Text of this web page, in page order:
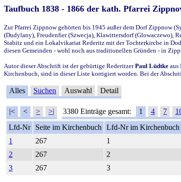
Taufbuch 1838 - 1866 der kath. Pfarrei
Zur Pfarrei Zippnow gehörten bis 1945 außer dem Dorf Zippnow
(Dudylany), Freudenfier (Szwecja), Klawittersdorf (Glowaczewo),
Stabitz und ein Lokalvikariat Rederitz mit der Tochterkirche in
diesen Gemeinden - wohl noch aus traditionellen Gründen - in
Autor dieser Abschrift ist der gebürtige RederitzerPaul Lüdtke aus
Kirchenbuch, sind in dieser Liste korrigiert worden. Bei der
Alles Suchen Auswahl Detail
|< < > >| 3380 Einträge gesamt: 1 4 7
Lfd-Nr
Seite im Kirchenbuch Lfd-Nr im Kirchenbuch
1
267 1
2
267 2
3
267 3